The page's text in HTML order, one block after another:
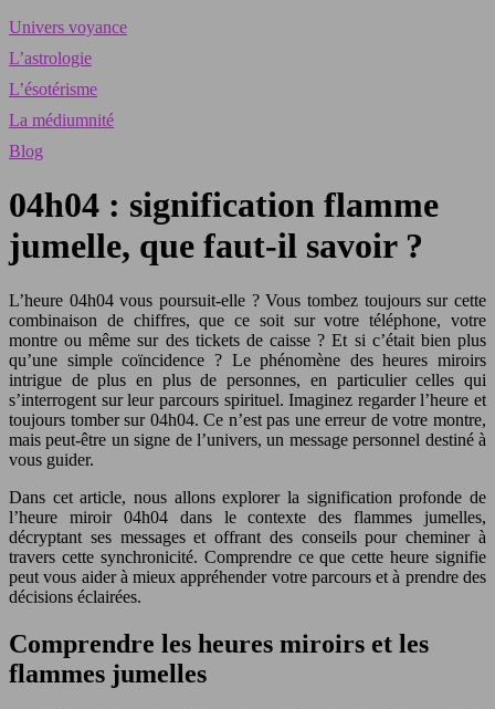
Univers voyance
L’astrologie
L’ésotérisme
La médiumnité
Blog
04h04 : signification flamme
jumelle, que faut-il savoir ?
L’heure 04h04 vous poursuit-elle ? Vous tombez toujours sur cette
combinaison de chiffres, que ce soit sur votre téléphone, votre
montre ou même sur des tickets de caisse ? Et si c’était bien plus
qu’une simple coïncidence ? Le phénomène des heures miroirs
intrigue de plus en plus de personnes, en particulier celles qui
s’interrogent sur leur parcours spirituel. Imaginez regarder l’heure et
toujours tomber sur 04h04. Ce n’est pas une erreur de votre montre,
mais peut-être un signe de l’univers, un message personnel destiné à
vous guider.
Dans cet article, nous allons explorer la signification profonde de
l’heure miroir 04h04 dans le contexte des flammes jumelles,
décryptant ses messages et offrant des conseils pour cheminer à
travers cette synchronicité. Comprendre ce que cette heure signifie
peut vous aider à mieux appréhender votre parcours et à prendre des
décisions éclairées.
Comprendre les heures miroirs et les
flammes jumelles